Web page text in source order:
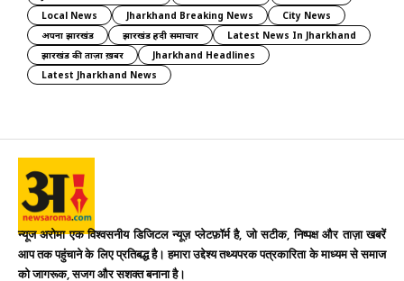
Local News
Jharkhand Breaking News
City News
अपना झारखंड
झारखंड हिंदी समाचार
Latest News In Jharkhand
झारखंड की ताज़ा ख़बर
Jharkhand Headlines
Latest Jharkhand News
न्यूज अरोमा एक विश्वसनीय डिजिटल न्यूज़ प्लेटफ़ॉर्म है, जो सटीक, निष्पक्ष और ताज़ा खबरें
आप तक पहुंचाने के लिए प्रतिबद्ध है। हमारा उद्देश्य तथ्यपरक पत्रकारिता के माध्यम से समाज
को जागरूक, सजग और सशक्त बनाना है।